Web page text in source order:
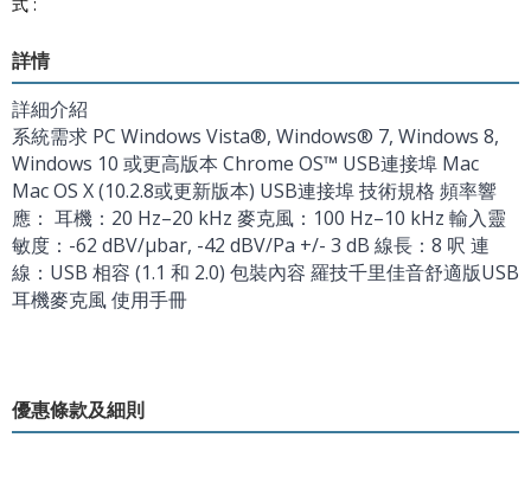
詳情
詳細介紹
系統需求 PC Windows Vista®, Windows® 7, Windows 8,
Windows 10 或更高版本 Chrome OS™ USB連接埠 Mac
Mac OS X (10.2.8或更新版本) USB連接埠 技術規格 頻率響
應： 耳機：20 Hz–20 kHz 麥克風：100 Hz–10 kHz 輸入靈
敏度：-62 dBV/µbar, -42 dBV/Pa +/- 3 dB 線長：8 呎 連
線：USB 相容 (1.1 和 2.0) 包裝內容 羅技千里佳音舒適版USB
耳機麥克風 使用手冊
優惠條款及細則